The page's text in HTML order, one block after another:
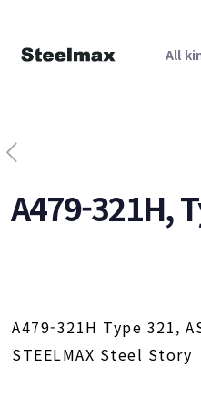
All
A479-321H,
A479-321H Type 321,
STEELMAX Steel Story